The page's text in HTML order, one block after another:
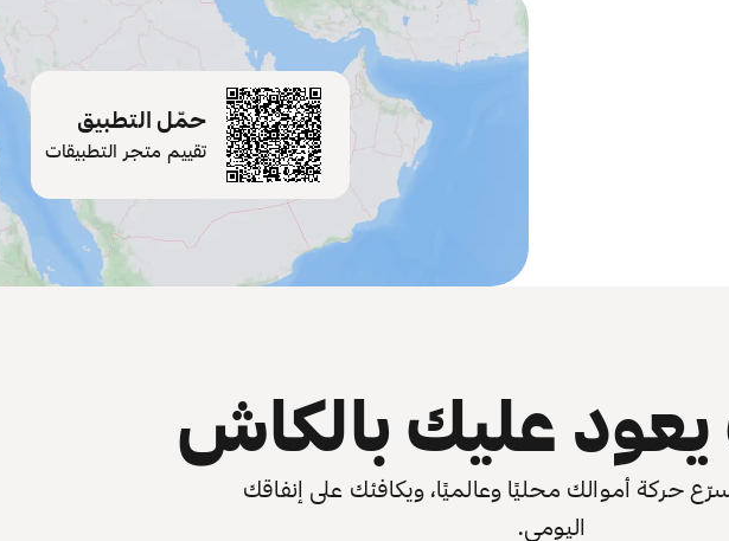
حمّل التطبيق
تقييم متجر التطبيقات
عليك بالكاش
حركة أموالك محليًا وعالميًا، ويكافئك على إنفاقك
اليومي.